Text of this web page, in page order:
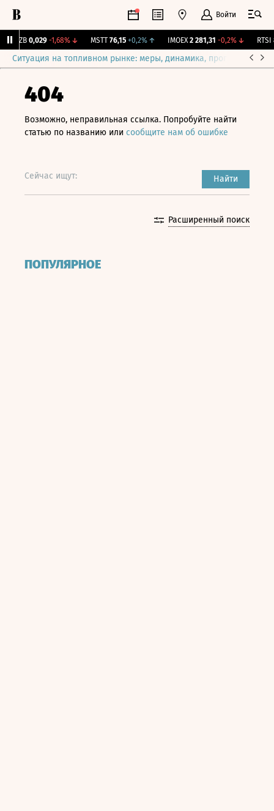
Войти
KUZB 0,029 -1,68% ↓ MSTT 76,15 +0,2%↑ IMOEX 2 281,31 -0,2%↓ RTSI
Ситуация на топливном рынке: меры, динамика, прогнозы
404
Возможно, неправильная ссылка. Попробуйте найти
статью по названию или сообщите нам об ошибке
Сейчас ищут: Найти
Расширенный поиск
ПОПУЛЯРНОЕ